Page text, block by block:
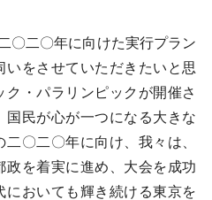
二〇年に向けた実行プラン
いをさせていただきたいと思
・パラリンピックが開催さ
国民が心が一つになる大きな
〇二〇年に向け、我々は、
を着実に進め、大会を成功
においても輝き続ける東京を